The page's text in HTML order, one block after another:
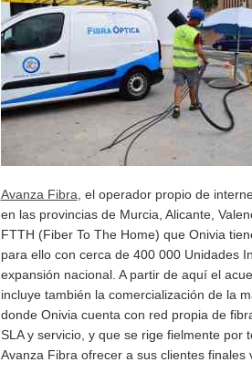
Avanza Fibra , el operador propio de
en las provincias de Murcia, Alicante,
FTTH (Fiber To The Home) que Onivia
para ello con cerca de 400 000 Unidades
expansión nacional. A partir de aquí el
incluye también la comercialización de la
donde Onivia cuenta con red propia de
SLA y servicio, y que se rige fielmente por
Avanza Fibra ofrecer a sus clientes finales